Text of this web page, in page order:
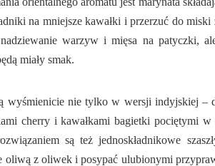
na mniejsze kawałki i przerzuć do
warzyw i mięsa na patyczki,
miały smak.
wyśmienicie nie tylko w wersji indyjskiej –
cherry i kawałkami bagietki pociętymi
są też jednoskładnikowe
oliwą z oliwek i posypać ulubionymi